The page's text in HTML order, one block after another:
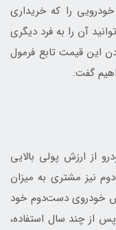
را که خریداری
آن را به فرد دیگری
این قیمت تابع فرمول
گفت.
از ارزش پولی بالایی
نیز مشتری به میزان
خودروی دست‌دوم خود
از چند سال استفاده،